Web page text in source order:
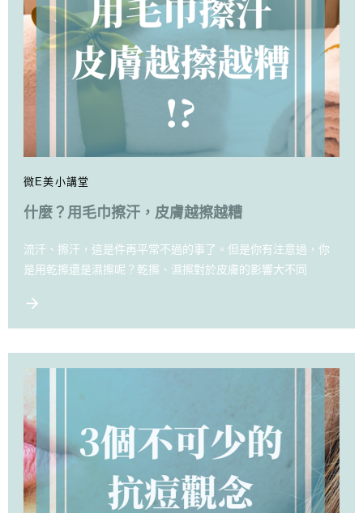
微E美小講堂
什麼？用毛巾擦汗，皮膚越擦越糟
流汗、擦汗，這是件再平常不過的事了。但是你有注意過，你
是用乾擦還是濕擦呢？乾擦、濕擦對於皮膚的影響大不同